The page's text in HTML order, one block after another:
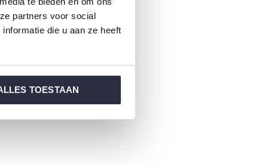
partners voor social
die u aan ze heeft
TOESTAAN